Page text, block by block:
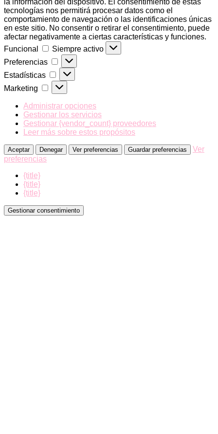
la información del dispositivo. El consentimiento de estas
tecnologías nos permitirá procesar datos como el
comportamiento de navegación o las identificaciones únicas
en este sitio. No consentir o retirar el consentimiento, puede
afectar negativamente a ciertas características y funciones.
Funcional
Funcional
Siempre activo
Preferencias
Preferencias
Estadísticas Estadísticas
Marketing Marketing
Administrar opciones
Gestionar los servicios
Gestionar {vendor_count} proveedores
Leer más sobre estos propósitos
Aceptar Denegar Ver preferencias Guardar preferencias
Ver
preferencias
{title}
{title}
{title}
Gestionar consentimiento